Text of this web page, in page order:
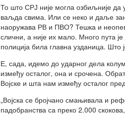
То што СРЈ није могла озбиљније да
ваљда свима. Или се неко и даље
наоружава РВ и ПВО? Тешка и
слични, а није их мало. Много пута
полиција била главна узданица. Што
Е, сада, идемо до ударног дела
између осталог, она и срочена.
Војске и шта нам између осталог
„Војска се бројчано смањивала и
падобранства са преко 2.000